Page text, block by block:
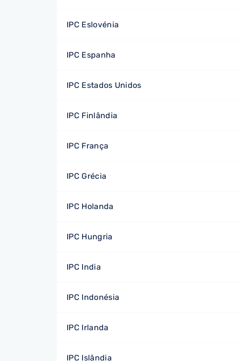
IPC Eslovénia
IPC Espanha
IPC Estados Unidos
IPC Finlândia
IPC França
IPC Grécia
IPC Holanda
IPC Hungria
IPC India
IPC Indonésia
IPC Irlanda
IPC Islândia